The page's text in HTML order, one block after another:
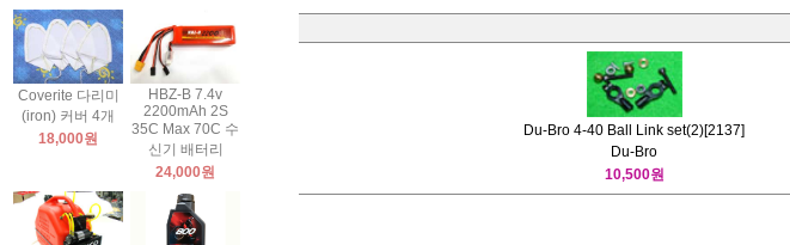
Coverite 다리미
(iron) 커버 4개
18,000원
HBZ-B 7.4v
2200mAh 2S
35C Max 70C 수
신기 배터리
24,000원
Du-Bro 4-40 Ball Link set(2)[2137]
Du-Bro
10,500원